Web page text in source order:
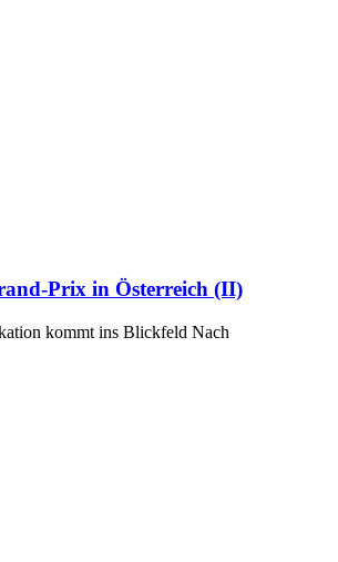
Prix in Österreich (II)
kommt ins Blickfeld Nach